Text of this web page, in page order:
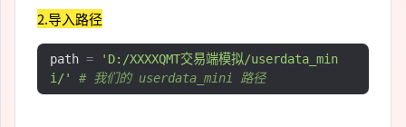
2.导入路径
path =
'D:/XXXXQMT交易端模拟/userdata_min
i/'
# 我们的 userdata_mini 路径